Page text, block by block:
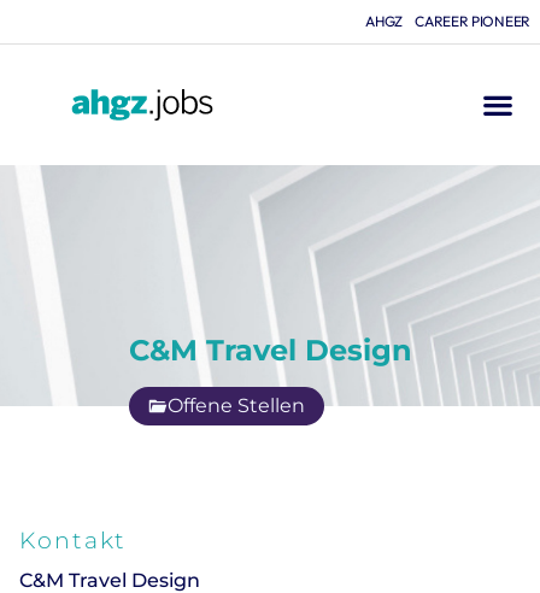
AHGZ CAREER PIONEER
C&M Travel Design
Offene Stellen
Kontakt
C&M Travel Design